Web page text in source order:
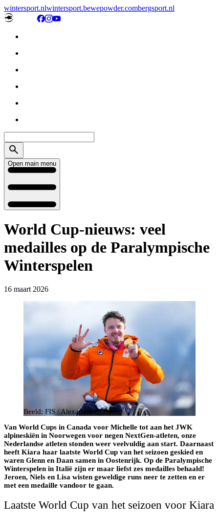
wintersport.nlwintersport.bewepowder.combergsport.nl
Open main menu
World Cup-nieuws: veel
medailles op de Paralympische
Winterspelen
16 maart 2026
Beeld: FIS / Alexandra Blum
Van World Cups in Canada voor Michelle tot aan het JWK
alpineskiën in Noorwegen voor negen NextGen-atleten, onze
Nederlandse atleten stonden weer veelvuldig aan start. Daarnaast
heeft Kiara haar laatste World Cup van het seizoen geskied en
waren Glenn en Daan samen in Oostenrijk. Op de Paralympische
Winterspelen in Italië zijn er maar liefst zes medailles behaald!
Jeroen, Niels en Lisa wisten geweldige runs neer te zetten en er
met een medaille vandoor te gaan.
Laatste World Cup van het seizoen voor Kiara